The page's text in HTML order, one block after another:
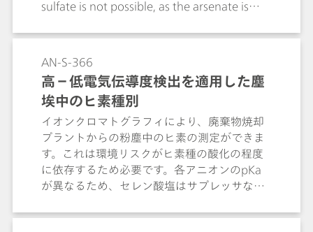
sulfate is not possible, as the arsenate is
tail. Sample reinjection cuts off the majority
accurate determination of the arsenate.
AN-S-366
高－低電気伝導度検出を適用した塵
埃中のヒ素種別
イオンクロマトグラフィにより、廃棄物焼却
プラントからの粉塵中のヒ素の測定ができま
す。これは環境リスクがヒ素種の酸化の程度
に依存するため必要です。各アニオンのpKa
が異なるため、セレン酸塩はサプレッサなし
プレッサと相性が良いです。両方の測定に